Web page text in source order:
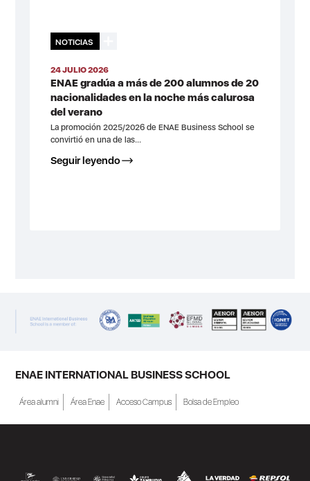
NOTICIAS
24 JULIO 2026
ENAE gradúa a más de 200 alumnos de 20
nacionalidades en la noche más calurosa
del verano
La promoción 2025/2026 de ENAE Business School se
convirtió en una de las...
Seguir leyendo
ENAE INTERNATIONAL BUSINESS SCHOOL
Área alumni Área Enae Acceso Campus Bolsa de Empleo